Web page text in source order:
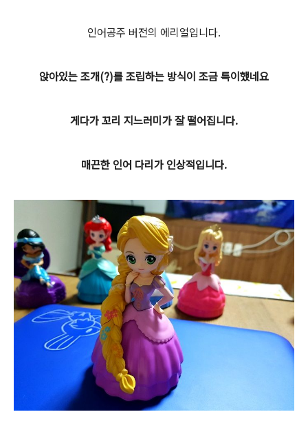
인어공주 버전의 에리얼입니다.
앉아있는 조개(?)를 조립하는 방식이 조금 특이했네요
게다가 꼬리 지느러미가 잘 떨어집니다.
매끈한 인어 다리가 인상적입니다.